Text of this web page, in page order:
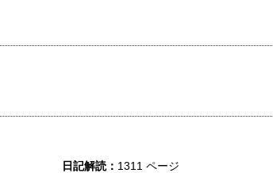
日記解読： 1311 ページ